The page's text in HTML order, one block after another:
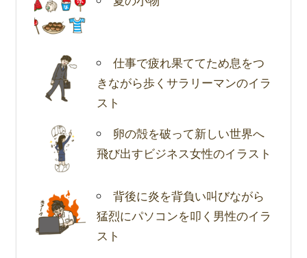
仕事で疲れ果ててため息をつ
きながら歩くサラリーマンのイラ
スト
卵の殻を破って新しい世界へ
飛び出すビジネス女性のイラスト
背後に炎を背負い叫びながら
猛烈にパソコンを叩く男性のイラ
スト